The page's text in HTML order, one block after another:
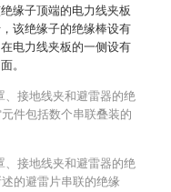
缘子顶端的电力线夹板
该绝缘子的绝缘棒设有
电力线夹板的一侧设有
。
、接地线夹和避雷器的绝
件包括数个串联叠装的
、接地线夹和避雷器的绝
的避雷片串联的绝缘